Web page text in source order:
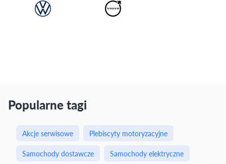
Popularne tagi
Akcje serwisowe
Plebiscyty motoryzacyjne
Samochody dostawcze
Samochody elektryczne